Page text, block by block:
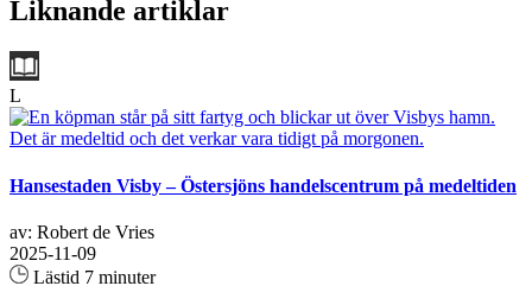
Liknande artiklar
L
Hansestaden Visby – Östersjöns handelscentrum på medeltiden
av: Robert de Vries
2025-11-09
Lästid 7 minuter